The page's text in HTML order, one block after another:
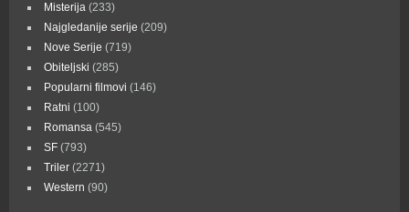
Misterija (233)
Najgledanije serije (209)
Nove Serije (719)
Obiteljski (285)
Popularni filmovi (146)
Ratni (100)
Romansa (545)
SF (793)
Triler (2271)
Western (90)